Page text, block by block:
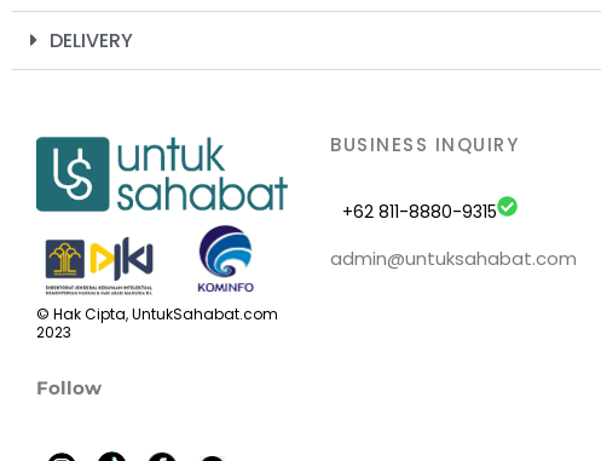
DELIVERY
© Hak Cipta, UntukSahabat.com
2023
Follow
BUSINESS INQUIRY
+62 811-8880-9315
admin@untuksahabat.com